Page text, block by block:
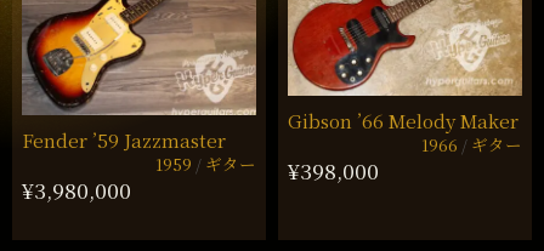
Fender ’59 Jazzmaster
1959 ギター
¥3,980,000
Gibson ’66 Melody Maker
1966 ギター
¥398,000